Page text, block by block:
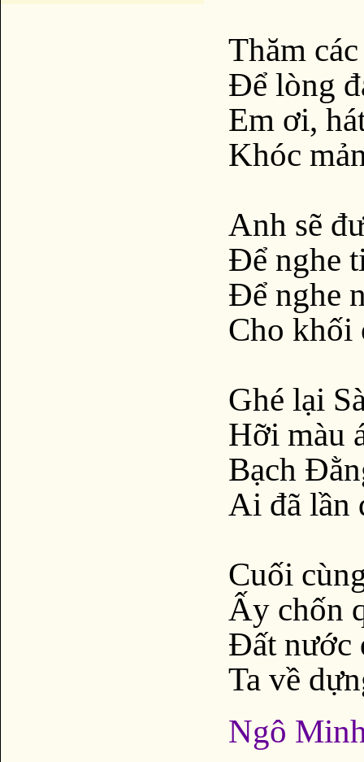
Thăm
Để lòng
Em ơi,
Khóc
Anh sẽ
Để nghe
Để nghe
Cho khối
Ghé lại
Hỡi màu
Bạch
Ai đã lần
Cuối
Ấy chốn
Đất nước
Ta về
Ngô